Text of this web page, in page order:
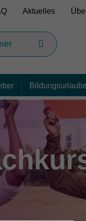
Aktuelles
Bildungsurlaube